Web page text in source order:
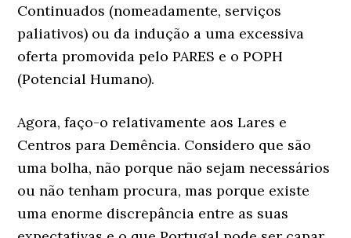
Continuados (nomeadamente, serviços
paliativos) ou da indução a uma excessiva
oferta promovida pelo PARES e o POPH
(Potencial Humano).
Agora, faço-o relativamente aos Lares e
Centros para Demência. Considero que são
uma bolha, não porque não sejam necessários
ou não tenham procura, mas porque existe
uma enorme discrepância entre as suas